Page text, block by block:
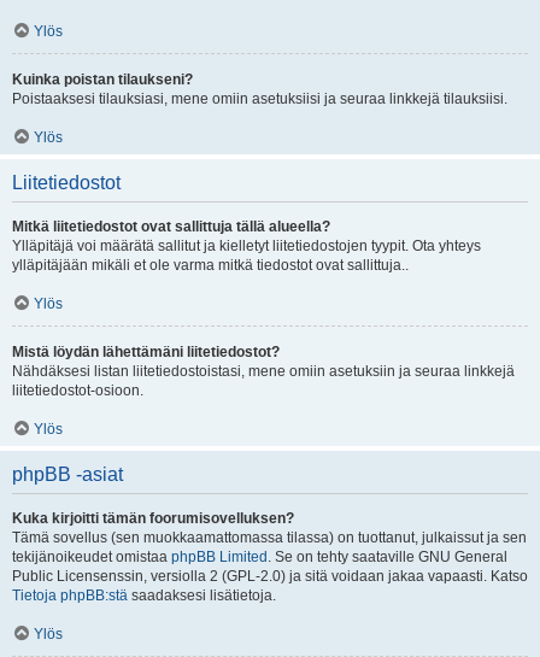
Ylös
Kuinka poistan tilaukseni?
Poistaaksesi tilauksiasi, mene omiin asetuksiisi ja seuraa linkkejä tilauksiisi.
Ylös
Liitetiedostot
Mitkä liitetiedostot ovat sallittuja tällä alueella?
Ylläpitäjä voi määrätä sallitut ja kielletyt liitetiedostojen tyypit. Ota yhteys
ylläpitäjään mikäli et ole varma mitkä tiedostot ovat sallittuja..
Ylös
Mistä löydän lähettämäni liitetiedostot?
Nähdäksesi listan liitetiedostoistasi, mene omiin asetuksiin ja seuraa linkkejä
liitetiedostot-osioon.
Ylös
phpBB -asiat
Kuka kirjoitti tämän foorumisovelluksen?
Tämä sovellus (sen muokkaamattomassa tilassa) on tuottanut, julkaissut ja sen
tekijänoikeudet omistaa phpBB Limited . Se on tehty saataville GNU General
Public Licensenssin, versiolla 2 (GPL-2.0) ja sitä voidaan jakaa vapaasti. Katso
Tietoja phpBB:stä saadaksesi lisätietoja.
Ylös